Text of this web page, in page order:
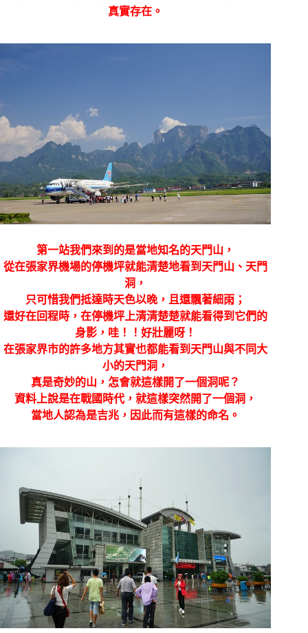
真實存在。
第一站我們來到的是當地知名的天門山，
從在張家界機場的停機坪就能清楚地看到天門山、天門
洞，
只可惜我們抵達時天色以晚，且還飄著細雨；
還好在回程時，在停機坪上清清楚楚就能看得到它們的
身影，哇！！好壯麗呀！
在張家界市的許多地方其實也都能看到天門山與不同大
小的天門洞，
真是奇妙的山，怎會就這樣開了一個洞呢？
資料上說是在戰國時代，就這樣突然開了一個洞，
當地人認為是吉兆，因此而有這樣的命名。